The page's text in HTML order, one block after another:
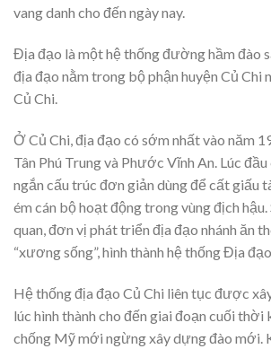
vang danh cho đến ngày nay.
Địa đạo là một hệ thống đường hầm đào
địa đạo nằm trong bộ phận huyện Củ Chi
Củ Chi.
Ở Củ Chi, địa đạo có sớm nhất vào năm
Tân Phú Trung và Phước Vĩnh An. Lúc
ngắn cấu trúc đơn giản dùng để cất giấu
ém cán bộ hoạt động trong vùng địch hậu.
quan, đơn vị phát triển địa đạo nhánh ăn
“xương sống”, hình thành hệ thống Địa
Hệ thống địa đạo Củ Chi liên tục được
lúc hình thành cho đến giai đoạn cuối thời
chống Mỹ mới ngừng xây dựng đào mới.